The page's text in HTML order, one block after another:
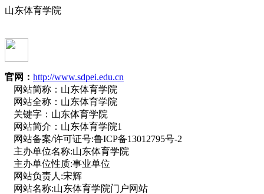
山东体育学院
官网： http://www.sdpei.edu.cn
网站简称： 山东体育学院
网站全称： 山东体育学院
关键字： 山东体育学院
网站简介： 山东体育学院1
网站备案/许可证号:鲁ICP备13012795号-2
主办单位名称:山东体育学院
主办单位性质:事业单位
网站负责人:宋辉
网站名称:山东体育学院门户网站